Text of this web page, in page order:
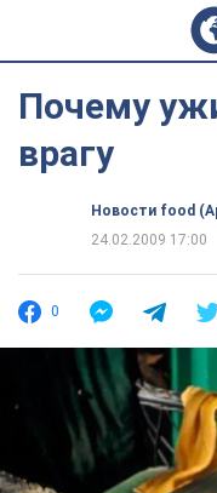
Почему
врагу
Новости food
24.02.2009 17:00
0